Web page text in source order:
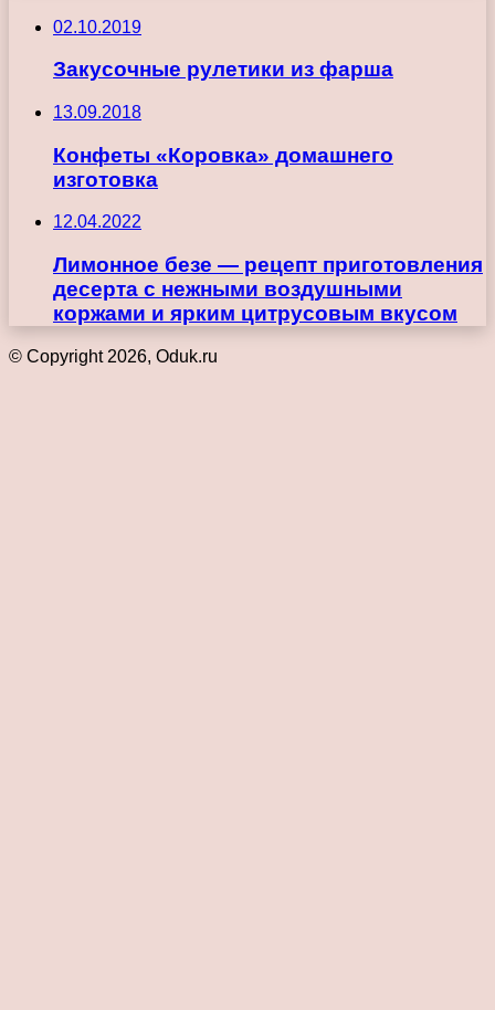
02.10.2019
Закусочные рулетики из фарша
13.09.2018
Конфеты «Коровка» домашнего
изготовка
12.04.2022
Лимонное безе — рецепт приготовления
десерта с нежными воздушными
коржами и ярким цитрусовым вкусом
© Copyright 2026, Oduk.ru